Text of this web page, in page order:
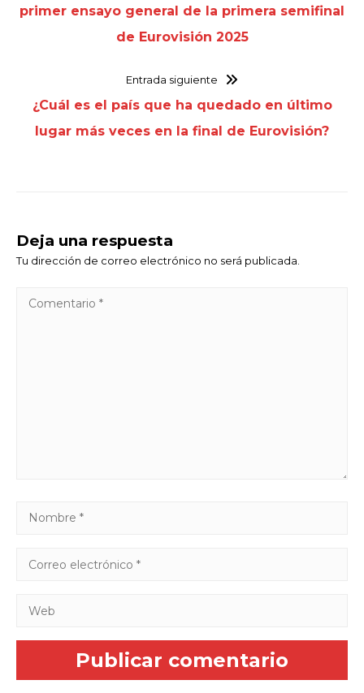
primer ensayo general de la primera semifinal
de Eurovisión 2025
Entrada siguiente
¿Cuál es el país que ha quedado en último
lugar más veces en la final de Eurovisión?
Deja una respuesta
Tu dirección de correo electrónico no será publicada.